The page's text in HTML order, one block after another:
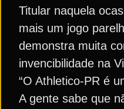
Titular naquela
mais um jogo
demonstra muita
invencibilidade na
“O Athletico-PR é
A gente sabe que